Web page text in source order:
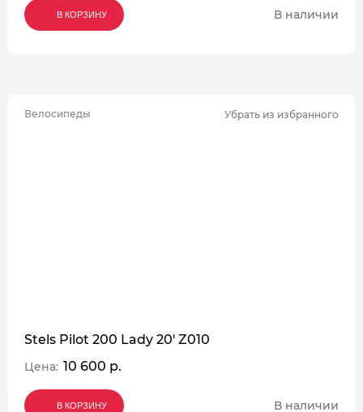
В КОРЗИНУ
В КОРЗИНУ
В КОРЗИНУ В наличии
Велосипеды Убрать из избранного
Stels Pilot 200 Lady 20' Z010
Цена: 10 600 р.
В КОРЗИНУ
В КОРЗИНУ
В КОРЗИНУ В наличии